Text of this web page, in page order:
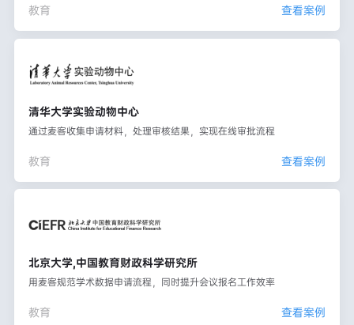
教育 查看案例
清华大学实验动物中心
通过麦客收集申请材料，处理审核结果，实现在线审批流程
教育 查看案例
北京大学,中国教育财政科学研究所
用麦客规范学术数据申请流程，同时提升会议报名工作效率
教育 查看案例